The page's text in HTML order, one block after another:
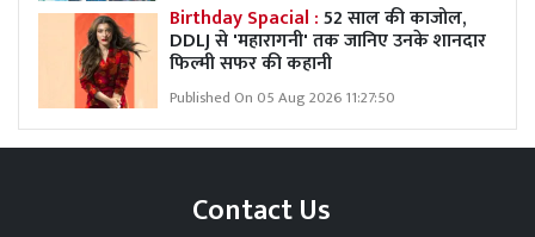
Birthday Spacial :52 साल की काजोल,
DDLJ से 'महारागनी' तक जानिए उनके शानदार
फिल्मी सफर की कहानी
Published On 05 Aug 2026 11:27:50
Contact Us